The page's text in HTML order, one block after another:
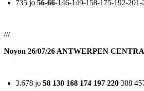
735 jo 56-66-146-149-158-175-192-
///
Noyon 26/07/26 ANTWERPEN
3.678 jo 58 130 168 174 197 220 388